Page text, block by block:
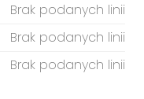
Brak podanych linii
Brak podanych linii
Brak podanych linii